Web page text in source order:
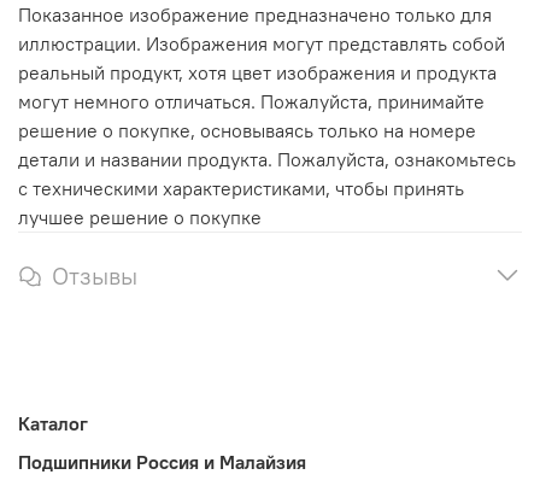
Показанное изображение предназначено только для
иллюстрации. Изображения могут представлять собой
реальный продукт, хотя цвет изображения и продукта
могут немного отличаться. Пожалуйста, принимайте
решение о покупке, основываясь только на номере
детали и названии продукта. Пожалуйста, ознакомьтесь
с техническими характеристиками, чтобы принять
лучшее решение о покупке
Отзывы
Каталог
Подшипники Россия и Малайзия